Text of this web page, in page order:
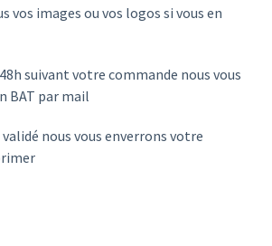
vos images ou vos logos si vous en
suivant votre commande nous vous
BAT par mail
nous vous enverrons votre